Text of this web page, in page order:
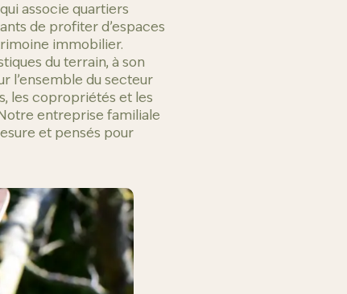
associe quartiers
de profiter d’espaces
immobilier.
du terrain, à son
l’ensemble du secteur
les copropriétés et les
entreprise familiale
et pensés pour